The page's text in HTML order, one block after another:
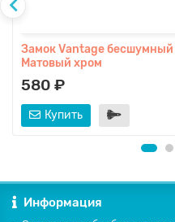
Замок Vаntage бесшумный
Матовый хром
580 ₽
Купить
Информация